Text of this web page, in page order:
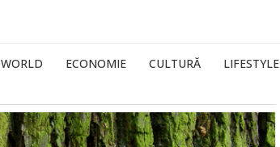
WORLD ECONOMIE CULTURĂ LIFESTYLE